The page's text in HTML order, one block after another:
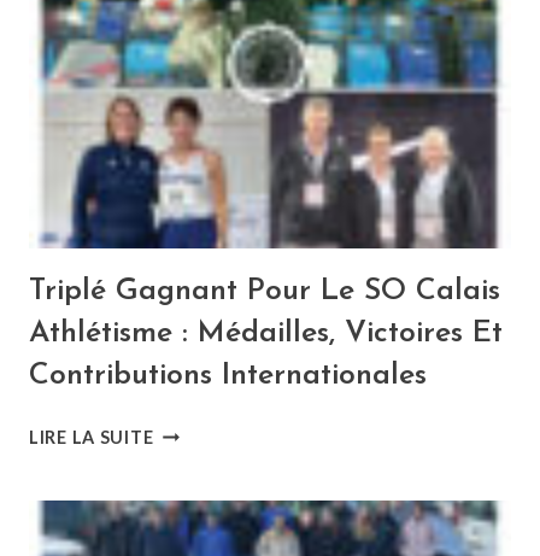
:
DÉCOUVREZ
TOUS
LES
RÉSULTATS
DU
WEEK-
END
!
Triplé Gagnant Pour Le SO Calais
Athlétisme : Médailles, Victoires Et
Contributions Internationales
LIRE LA SUITETRIPLÉ
LE
SO